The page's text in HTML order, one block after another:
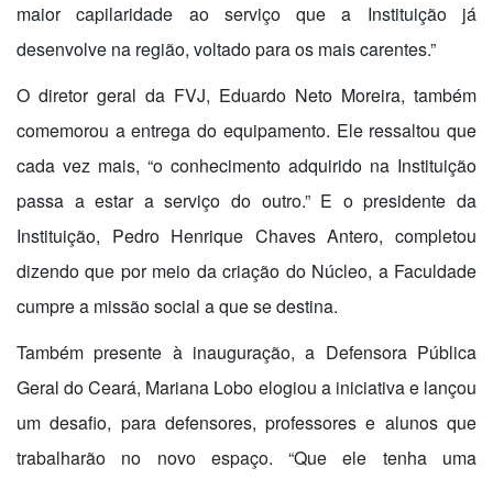
maior capilaridade ao serviço que a Instituição já
desenvolve na região, voltado para os mais carentes.”
O diretor geral da FVJ, Eduardo Neto Moreira, também
comemorou a entrega do equipamento. Ele ressaltou que
cada vez mais, “o conhecimento adquirido na Instituição
passa a estar a serviço do outro.” E o presidente da
Instituição, Pedro Henrique Chaves Antero, completou
dizendo que por meio da criação do Núcleo, a Faculdade
cumpre a missão social a que se destina.
Também presente à inauguração, a Defensora Pública
Geral do Ceará, Mariana Lobo elogiou a iniciativa e lançou
um desafio, para defensores, professores e alunos que
trabalharão no novo espaço. “Que ele tenha uma